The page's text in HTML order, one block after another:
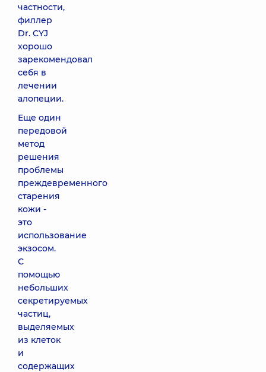
частности,
филлер
Dr. CYJ
хорошо
зарекомендовал
себя в
лечении
алопеции.
Еще один
передовой
метод
решения
проблемы
преждевременного
старения
кожи -
это
использование
экзосом.
С
помощью
небольших
секретируемых
частиц,
выделяемых
из клеток
и
содержащих